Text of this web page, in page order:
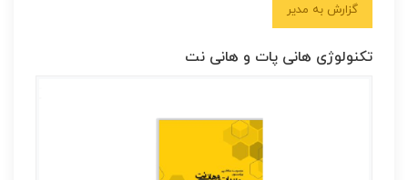
گزارش به مدیر
تکنولوژی هانی پات و هانی نت